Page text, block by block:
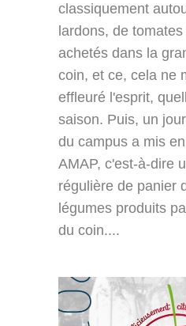
classiquement
lardons, de
achetés dans la
coin, et ce, cela ne
effleuré l'esprit,
saison. Puis, un
du campus a mis
AMAP, c'est-à-dire
régulière de panier
légumes produits
du coin....